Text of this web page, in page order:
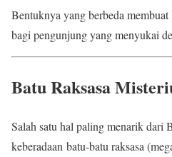
Bentuknya yang berbeda
bagi pengunjung yang menyukai
Batu Raksasa
Salah satu hal paling menarik dari
keberadaan batu-batu raksasa